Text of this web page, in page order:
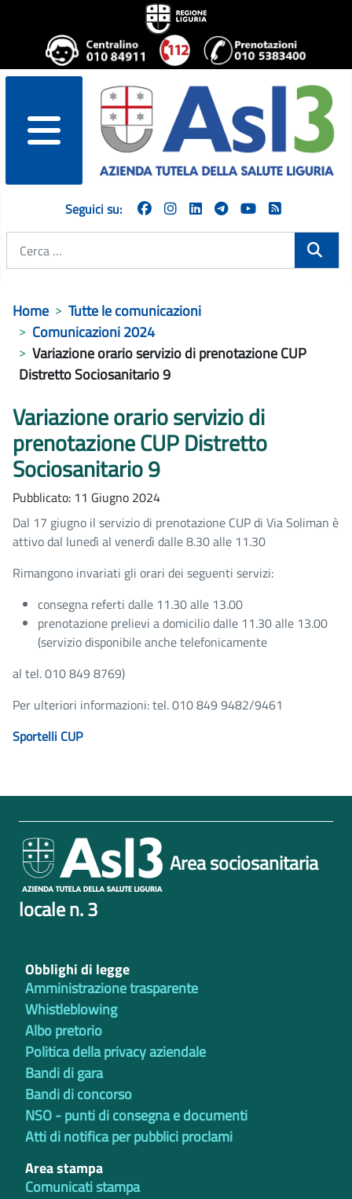
menu
Seguici su:
Home
Tutte le comunicazioni
Comunicazioni 2024
Variazione orario servizio di prenotazione CUP
Distretto Sociosanitario 9
Variazione orario servizio di
prenotazione CUP Distretto
Sociosanitario 9
Pubblicato: 11 Giugno 2024
Dal 17 giugno il servizio di prenotazione CUP di Via Soliman è
attivo dal lunedì al venerdì dalle 8.30 alle 11.30
Rimangono invariati gli orari dei seguenti servizi:
consegna referti dalle 11.30 alle 13.00
prenotazione prelievi a domicilio dalle 11.30 alle 13.00
(servizio disponibile anche telefonicamente
al tel. 010 849 8769)
Per ulteriori informazioni: tel. 010 849 9482/9461
Sportelli CUP
Area sociosanitaria
locale n. 3
Obblighi di legge
Amministrazione trasparente
Whistleblowing
Albo pretorio
Politica della privacy aziendale
Bandi di gara
Bandi di concorso
NSO - punti di consegna e documenti
Atti di notifica per pubblici proclami
Area stampa
Comunicati stampa